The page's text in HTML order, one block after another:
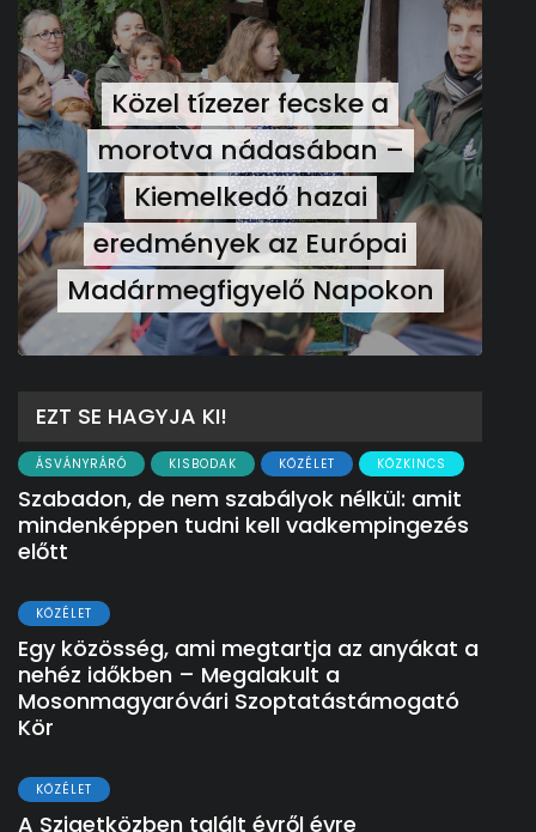
Közel tízezer fecske a
morotva nádasában –
Kiemelkedő hazai
eredmények az Európai
Madármegfigyelő Napokon
EZT SE HAGYJA KI!
ÁSVÁNYRÁRÓ KISBODAK KÖZÉLET KÖZKINCS
Szabadon, de nem szabályok nélkül: amit
mindenképpen tudni kell vadkempingezés
előtt
KÖZÉLET
Egy közösség, ami megtartja az anyákat a
nehéz időkben – Megalakult a
Mosonmagyaróvári Szoptatástámogató
Kör
KÖZÉLET
A Szigetközben talált évről évre